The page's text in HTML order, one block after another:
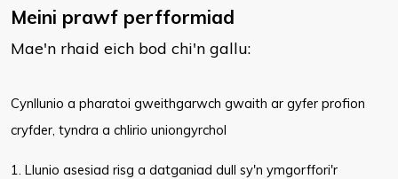
Meini prawf perfformiad
Mae'n rhaid eich bod chi'n gallu:
​Cynllunio a pharatoi gweithgarwch gwaith ar gyfer profion
cryfder, tyndra a chlirio uniongyrchol
1. Llunio asesiad risg a datganiad dull sy'n ymgorffori'r